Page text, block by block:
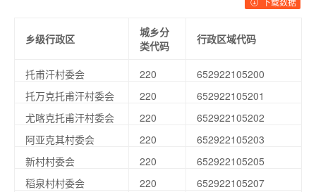
乡级行政区
城乡分
类代码
行政区域代码
托甫汗村委会 220
652922105200
托万克托甫汗村委会
220
652922105201
尤喀克托甫汗村委会
220
652922105202
阿亚克其村委会
220
652922105203
新村村委会
220
652922105205
稻泉村村委会
220
652922105207